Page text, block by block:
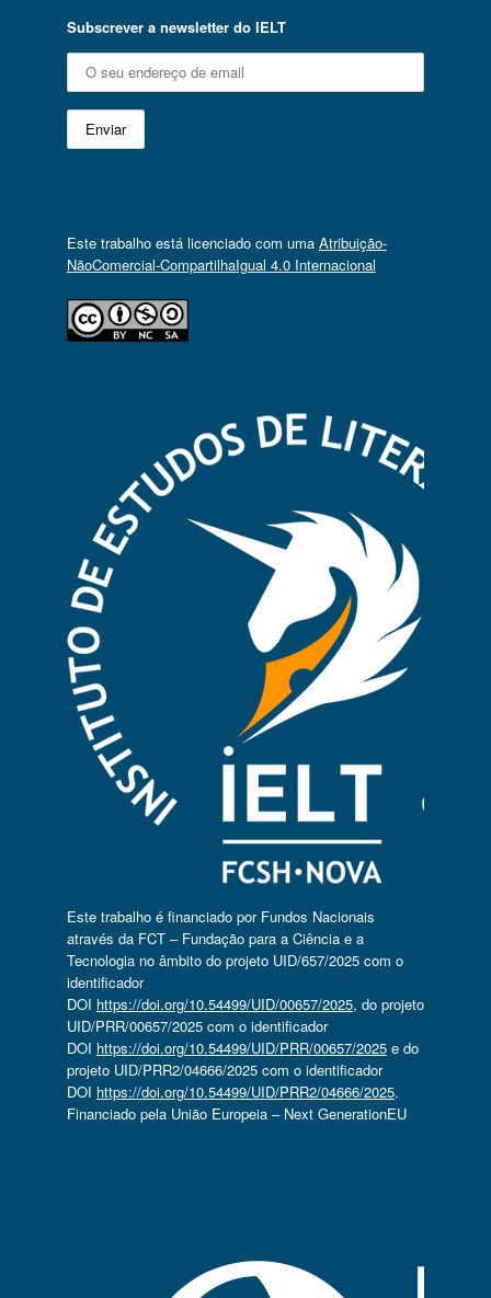
Subscrever a newsletter do IELT
Este trabalho está licenciado com uma Atribuição-
NãoComercial-CompartilhaIgual 4.0 Internacional
Este trabalho é financiado por Fundos Nacionais
através da FCT – Fundação para a Ciência e a
Tecnologia no âmbito do projeto UID/657/2025 com o
identificador
DOI https://doi.org/10.54499/UID/00657/2025, do projeto
UID/PRR/00657/2025 com o identificador
DOI https://doi.org/10.54499/UID/PRR/00657/2025e do
projeto UID/PRR2/04666/2025 com o identificador
DOI https://doi.org/10.54499/UID/PRR2/04666/2025.
Financiado pela União Europeia – Next GenerationEU